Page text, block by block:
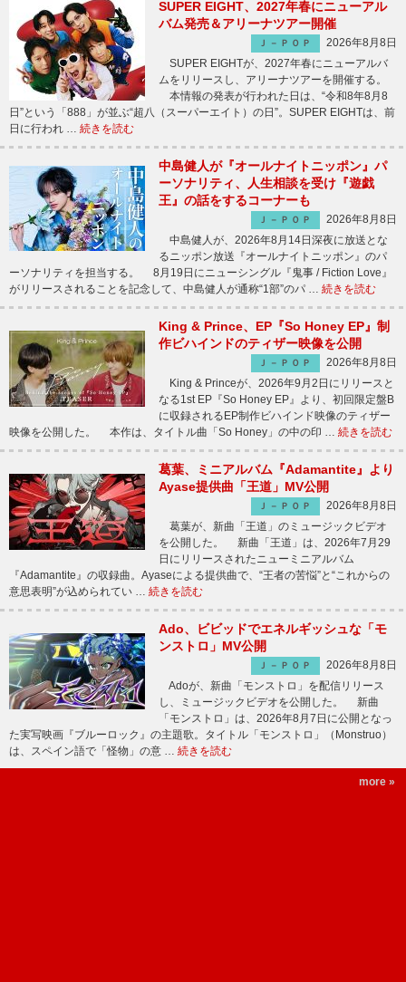
SUPER EIGHT、2027年春にニューアル
バム発売＆アリーナツアー開催
Ｊ－ＰＯＰ
2026年8月8日
SUPER EIGHTが、2027年春にニューアルバ
ムをリリースし、アリーナツアーを開催する。
本情報の発表が行われた日は、“令和8年8月8
日”という「888」が並ぶ“超八（スーパーエイト）の日”。SUPER EIGHTは、前
日に行われ … 続きを読む
中島健人が『オールナイトニッポン』パ
ーソナリティ、人生相談を受け『遊戯
王』の話をするコーナーも
Ｊ－ＰＯＰ
2026年8月8日
中島健人が、2026年8月14日深夜に放送とな
るニッポン放送『オールナイトニッポン』のパ
ーソナリティを担当する。 8月19日にニューシングル『鬼事 / Fiction Love』
がリリースされることを記念して、中島健人が通称“1部”のパ … 続きを読む
King & Prince、EP『So Honey EP』制
作ビハインドのティザー映像を公開
Ｊ－ＰＯＰ
2026年8月8日
King & Princeが、2026年9月2日にリリースと
なる1st EP『So Honey EP』より、初回限定盤B
に収録されるEP制作ビハインド映像のティザー
映像を公開した。 本作は、タイトル曲「So Honey」の中の印 … 続きを読む
葛葉、ミニアルバム『Adamantite』より
Ayase提供曲「王道」MV公開
Ｊ－ＰＯＰ
2026年8月8日
葛葉が、新曲「王道」のミュージックビデオ
を公開した。 新曲「王道」は、2026年7月29
日にリリースされたニューミニアルバム
『Adamantite』の収録曲。Ayaseによる提供曲で、“王者の苦悩”と“これからの
意思表明”が込められてい … 続きを読む
Ado、ビビッドでエネルギッシュな「モ
ンストロ」MV公開
Ｊ－ＰＯＰ
2026年8月8日
Adoが、新曲「モンストロ」を配信リリース
し、ミュージックビデオを公開した。 新曲
「モンストロ」は、2026年8月7日に公開となっ
た実写映画『ブルーロック』の主題歌。タイトル「モンストロ」（Monstruo）
は、スペイン語で「怪物」の意 … 続きを読む
more »